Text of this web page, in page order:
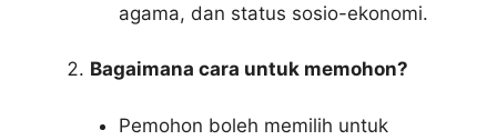
agama, dan status sosio-ekonomi.
Bagaimana cara untuk memohon?
Pemohon boleh memilih untuk